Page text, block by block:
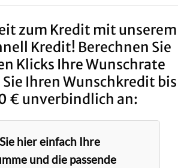
zum Kredit mit unserem
Kredit! Berechnen Sie
Klicks Ihre Wunschrate
Ihren Wunschkredit bis
€ unverbindlich an:
hier einfach Ihre
und die passende